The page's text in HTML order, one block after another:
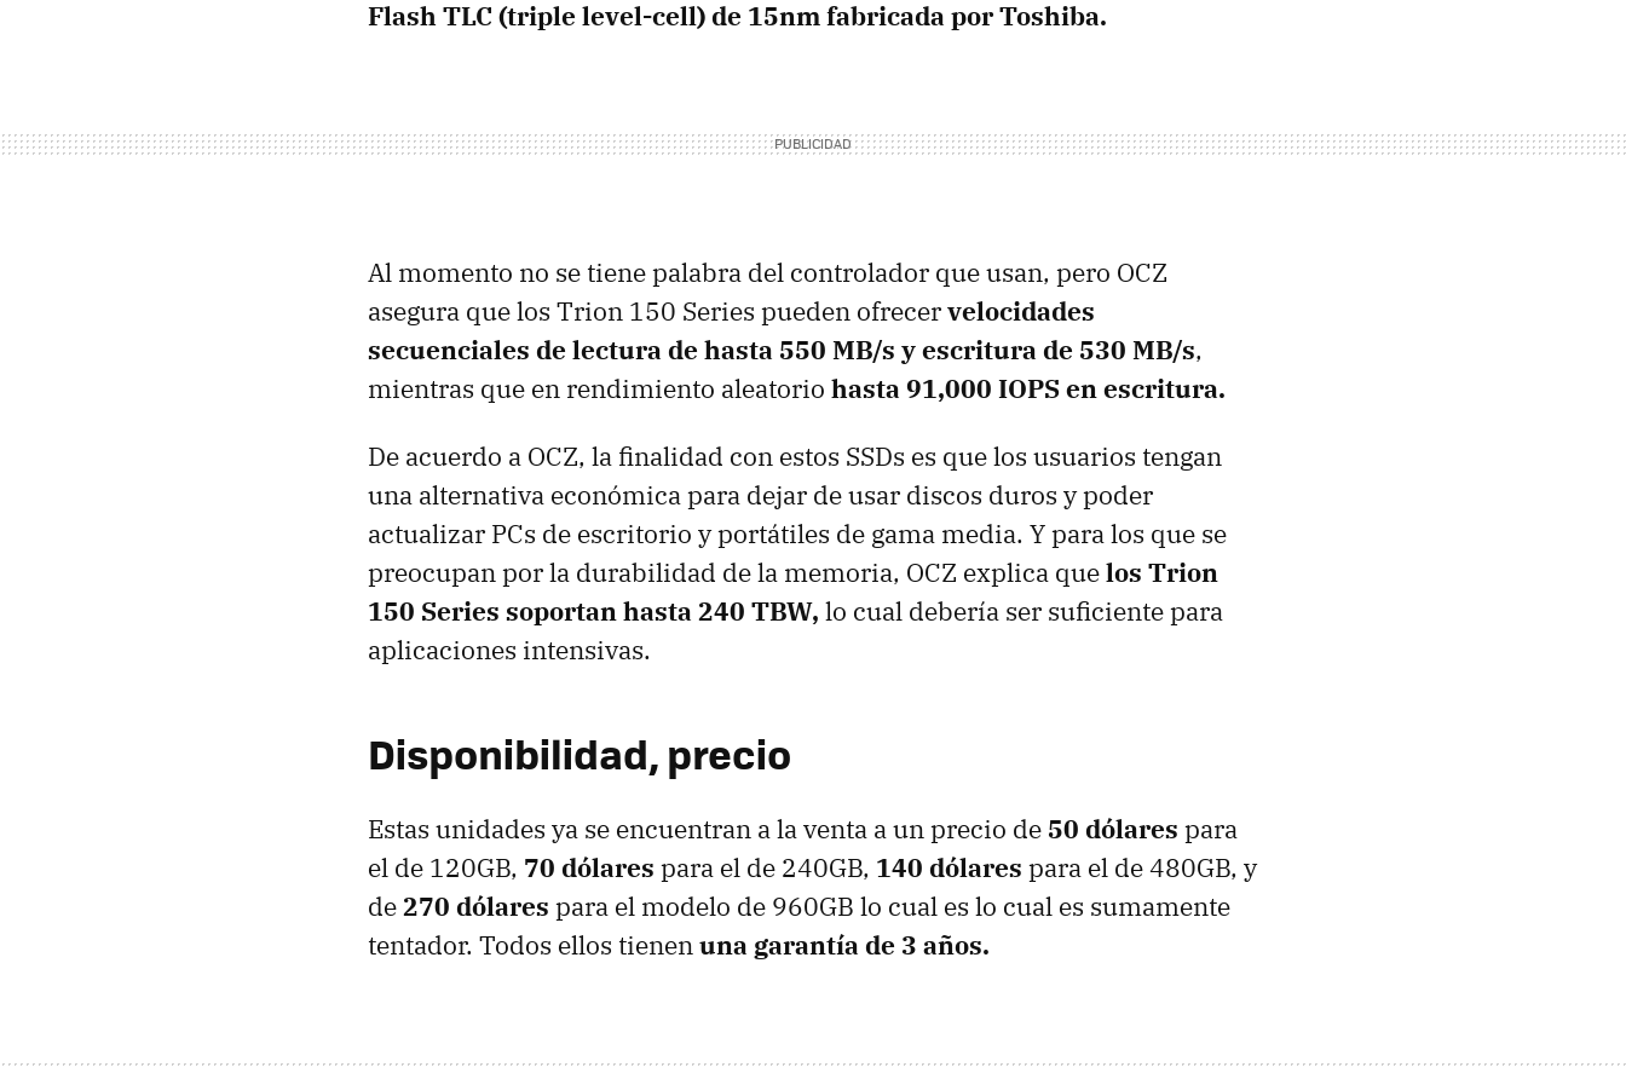
Flash TLC (triple level-cell) de 15nm fabricada por Toshiba.
Al momento no se tiene palabra del controlador que usan, pero OCZ
asegura que los Trion 150 Series pueden ofrecervelocidades
secuenciales de lectura de hasta 550 MB/s y escritura de 530 MB/s,
mientras que en rendimiento aleatorio hasta 91,000 IOPS en escritura.
De acuerdo a OCZ, la finalidad con estos SSDs es que los usuarios tengan
una alternativa económica para dejar de usar discos duros y poder
actualizar PCs de escritorio y portátiles de gama media. Y para los que se
preocupan por la durabilidad de la memoria, OCZ explica quelos Trion
150 Series soportan hasta 240 TBW, lo cual debería ser suficiente para
aplicaciones intensivas.
Disponibilidad, precio
Estas unidades ya se encuentran a la venta a un precio de 50 dólares para
el de 120GB, 70 dólares para el de 240GB, 140 dólares para el de 480GB, y
de270 dólares para el modelo de 960GB lo cual es lo cual es sumamente
tentador. Todos ellos tienenuna garantía de 3 años.